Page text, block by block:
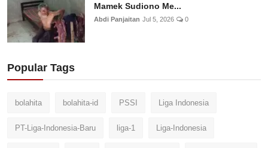
Mamek Sudiono Me...
Abdi Panjaitan Jul 5, 2026 0
Popular Tags
bolahita bolahita-id PSSI Liga Indonesia
PT-Liga-Indonesia-Baru liga-1 Liga-Indonesia